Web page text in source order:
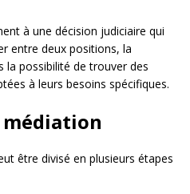
à une décision judiciaire qui
entre deux positions, la
possibilité de trouver des
à leurs besoins spécifiques.
médiation
être divisé en plusieurs étapes